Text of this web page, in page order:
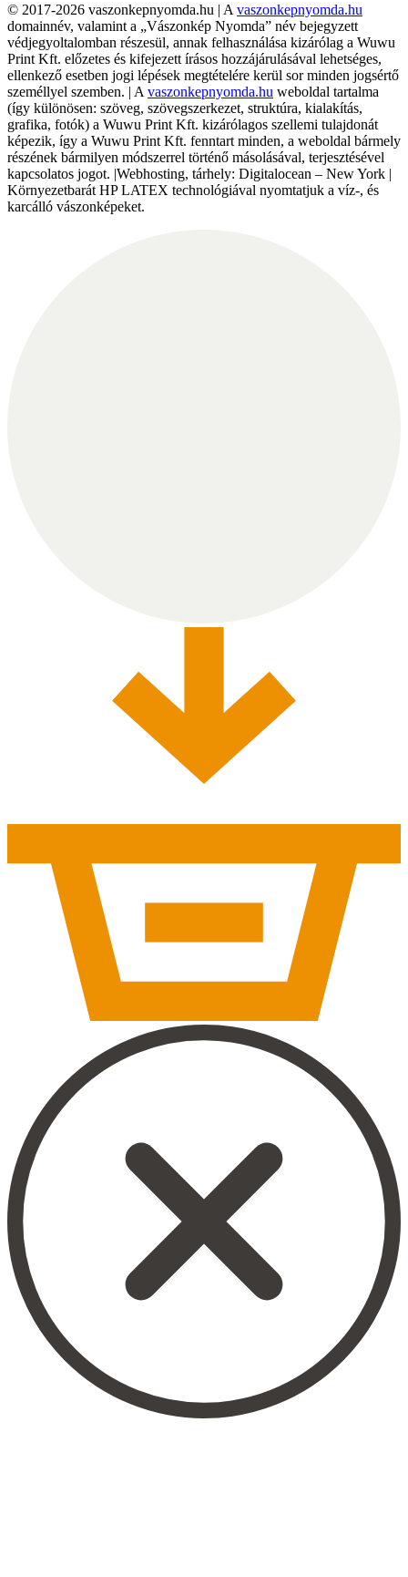
© 2017-2026 vaszonkepnyomda.hu | A vaszonkepnyomda.hu
domainnév, valamint a „Vászonkép Nyomda” név bejegyzett
védjegyoltalomban részesül, annak felhasználása kizárólag a Wuwu
Print Kft. előzetes és kifejezett írásos hozzájárulásával lehetséges,
ellenkező esetben jogi lépések megtételére kerül sor minden jogsértő
személlyel szemben. | A vaszonkepnyomda.hu weboldal tartalma
(így különösen: szöveg, szövegszerkezet, struktúra, kialakítás,
grafika, fotók) a Wuwu Print Kft. kizárólagos szellemi tulajdonát
képezik, így a Wuwu Print Kft. fenntart minden, a weboldal bármely
részének bármilyen módszerrel történő másolásával, terjesztésével
kapcsolatos jogot. |Webhosting, tárhely: Digitalocean – New York |
Környezetbarát HP LATEX technológiával nyomtatjuk a víz-, és
karcálló vászonképeket.